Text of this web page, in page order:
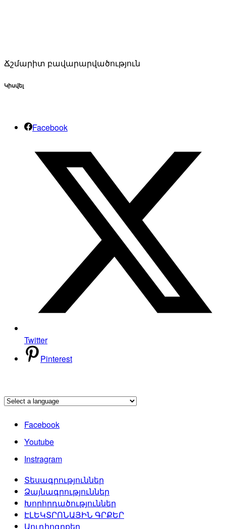
Ճշմարիտ բավարարվածություն
Կիսվել
Facebook
Twitter
Pinterest
Facebook
Youtube
Instragram
Տեսագրություններ
Ձայնագրություններ
Խորհրդածություններ
ԷԼԵԿՏՐՈՆԱՅԻՆ ԳՐՔԵՐ
Աուդիոգրքեր